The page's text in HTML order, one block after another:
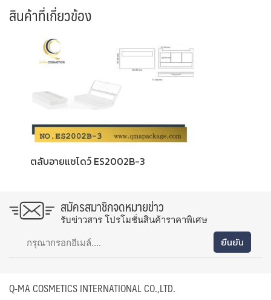
สินค้าที่เกี่ยวข้อง
ตลับอายแชโดว์ ES2002B-3
สมัครสมาชิกจดหมายข่าว
รับข่าวสาร โปรโมชั่นสินค้าราคาพิเศษ
Q-MA COSMETICS INTERNATIONAL CO.,LTD.